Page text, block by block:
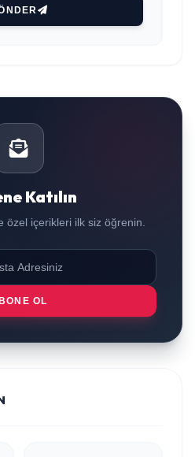
Katılın
özel içerikleri ilk siz öğrenin.
OL